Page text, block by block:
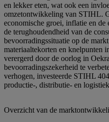
en lekker eten, wat ook een
omzetontwikkeling van STIHL.
economische groei, inflatie en de
de terughoudendheid van de
bevoorradingssituatie op de
materiaaltekorten en knelpunten
verergerd door de oorlog in
bevoorradingszekerheid te
verhogen, investeerde STIHL
productie-, distributie- en
Overzicht van de